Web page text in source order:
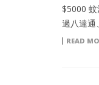
$5000
過八達通
READ